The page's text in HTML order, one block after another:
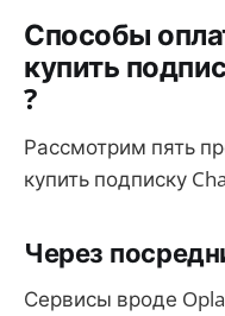
Способы
купить
?
Рассмотрим пять
купить подписку
Через
Сервисы вроде